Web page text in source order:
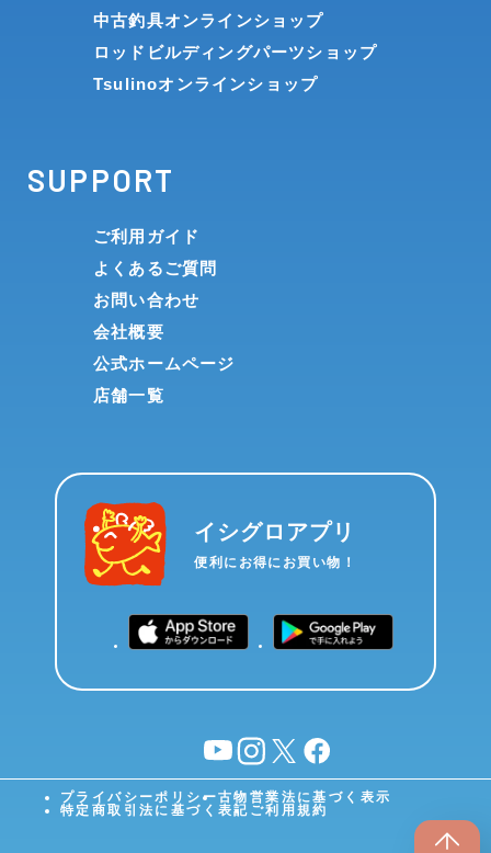
中古釣具オンラインショップ
ロッドビルディングパーツショップ
Tsulinoオンラインショップ
SUPPORT
ご利用ガイド
よくあるご質問
お問い合わせ
会社概要
公式ホームページ
店舗一覧
イシグロアプリ
便利にお得にお買い物！
YouTubeinstagram
X facebook
プライバシーポリシー古物営業法に基づく表示
特定商取引法に基づく表記 ご利用規約